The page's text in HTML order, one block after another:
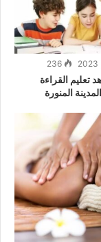
236
معاهد تعليم القراءة
المنورة